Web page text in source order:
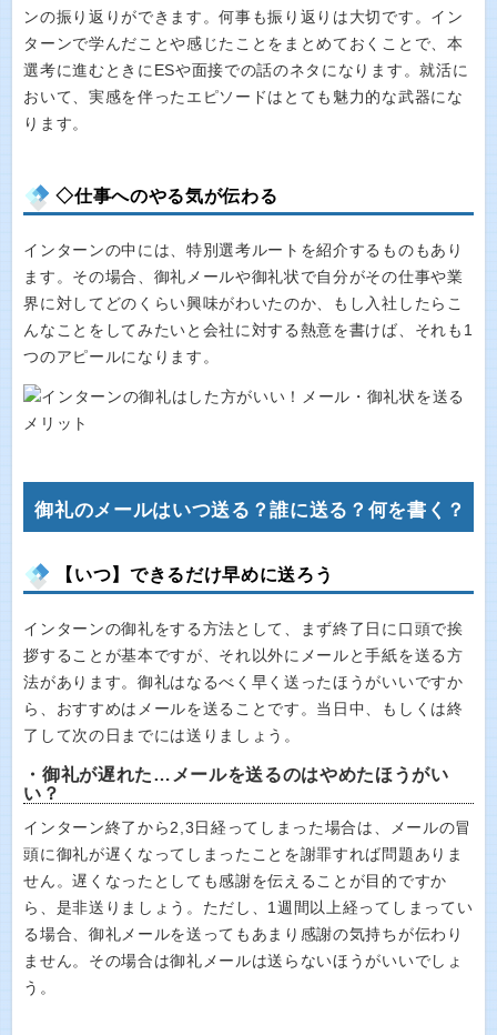
ンの振り返りができます。何事も振り返りは大切です。イン
ターンで学んだことや感じたことをまとめておくことで、本
選考に進むときにESや面接での話のネタになります。就活に
おいて、実感を伴ったエピソードはとても魅力的な武器にな
ります。
◇仕事へのやる気が伝わる
インターンの中には、特別選考ルートを紹介するものもあり
ます。その場合、御礼メールや御礼状で自分がその仕事や業
界に対してどのくらい興味がわいたのか、もし入社したらこ
んなことをしてみたいと会社に対する熱意を書けば、それも1
つのアピールになります。
御礼のメールはいつ送る？誰に送る？何を書く？
【いつ】できるだけ早めに送ろう
インターンの御礼をする方法として、まず終了日に口頭で挨
拶することが基本ですが、それ以外にメールと手紙を送る方
法があります。御礼はなるべく早く送ったほうがいいですか
ら、おすすめはメールを送ることです。当日中、もしくは終
了して次の日までには送りましょう。
・御礼が遅れた…メールを送るのはやめたほうがい
い？
インターン終了から2,3日経ってしまった場合は、メールの冒
頭に御礼が遅くなってしまったことを謝罪すれば問題ありま
せん。遅くなったとしても感謝を伝えることが目的ですか
ら、是非送りましょう。ただし、1週間以上経ってしまってい
る場合、御礼メールを送ってもあまり感謝の気持ちが伝わり
ません。その場合は御礼メールは送らないほうがいいでしょ
う。